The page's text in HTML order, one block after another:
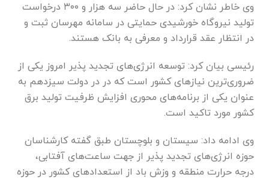
وی خاطر نشان کرد: در حال حاضر سه هزار و ۳۰۰ درخواست
تولید نیروگاه خورشیدی حمایتی در سامانه مهرسان ثبت و
در انتظار عقد قرارداد و معرفی به بانک هستند.
رئیسی بیان کرد: توسعه انرژی‌های تجدید پذیر امروز یکی از
ضروری‌ترین نیاز‌های کشور است که در در دولت سیزدهم به
عنوان یکی از برنامه‌های محوری افزایش ظرفیت تولید برق
کشور مورد تاکید است.
وی ادامه داد: سیستان و بلوچستان طبق گفته کارشناسان
حوزه انرژی‌های تجدید پذیر از جهت ساعت‌های آفتابی،
درجه حرارت منطقه و وزش باد از استعداد‌های کشور در حوزه